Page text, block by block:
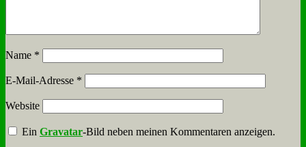
Name *
E-Mail-Adresse *
Website
EinGravatar-Bild neben meinen Kommentaren anzeigen.